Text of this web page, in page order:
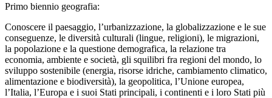
Primo biennio geografia:
Conoscere il paesaggio, l’urbanizzazione, la globalizzazione e le sue
conseguenze, le diversità culturali (lingue, religioni), le migrazioni,
la popolazione e la questione demografica, la relazione tra
economia, ambiente e società, gli squilibri fra regioni del mondo, lo
sviluppo sostenibile (energia, risorse idriche, cambiamento climatico,
alimentazione e biodiversità), la geopolitica, l’Unione europea,
l’Italia, l’Europa e i suoi Stati principali, i continenti e i loro Stati più